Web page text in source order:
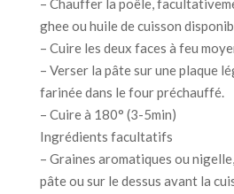
– Chauffer la poêle,
ghee ou huile de cuisson
– Cuire les deux faces à feu
– Verser la pâte sur une plaque
farinée dans le four préchauffé.
– Cuire à 180° (3-5min)
Ingrédients facultatifs
– Graines aromatiques ou
pâte ou sur le dessus avant la